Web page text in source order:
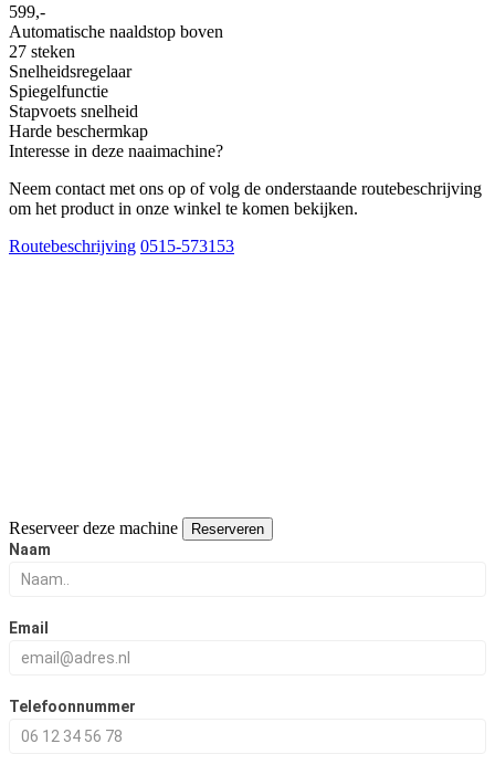
599,-
Automatische naaldstop boven
27 steken
Snelheidsregelaar
Spiegelfunctie
Stapvoets snelheid
Harde beschermkap
Interesse in deze naaimachine?
Neem contact met ons op of volg de onderstaande routebeschrijving
om het product in onze winkel te komen bekijken.
Routebeschrijving 0515-573153
Reserveer deze machine Reserveren
Reserveer
deze
naaimachine
Naam
Email
Telefoonnummer